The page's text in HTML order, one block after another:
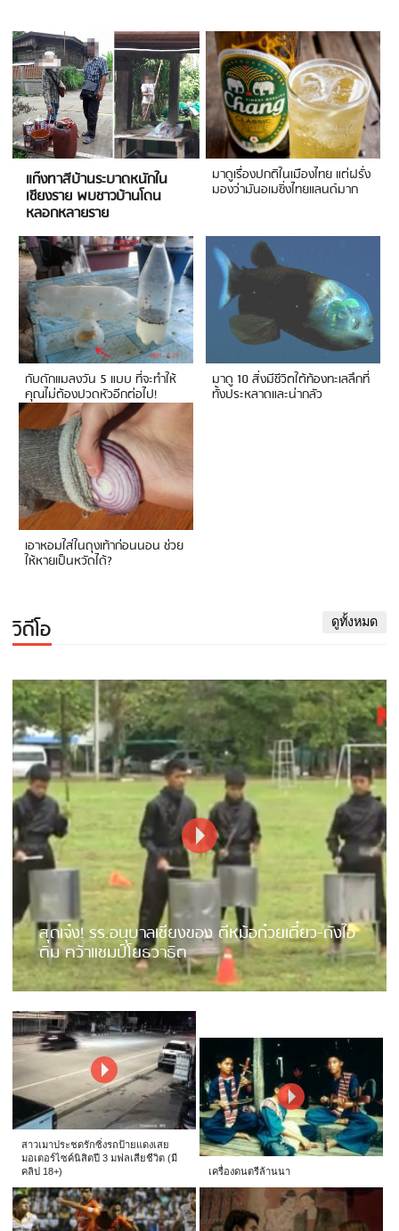
แก๊งทาสีบ้านระบาดหนักใน
เชียงราย พบชาวบ้านโดน
หลอกหลายราย
มาดูเรื่องปกติในเมืองไทย แต่ฝรั่ง
มองว่ามันอเมซิ่งไทยแลนด์มาก
กับดักแมลงวัน 5 แบบ ที่จะทำให้
คุณไม่ต้องปวดหัวอีกต่อไป!
มาดู 10 สิ่งมีชีวิตใต้ท้องทะเลลึกที่
ทั้งประหลาดและน่ากลัว
เอาหอมใส่ในถุงเท้าก่อนนอน ช่วย
ให้หายเป็นหวัดได้?
วิดีโอ ดูทั้งหมด
สุดเจ๋ง! รร.อนุบาลเชียงของ ตีหม้อก๋วยเตี๋ยว-ถังไอ
ติม คว้าแชมป์โยธวาธิต
สาวเมาประชดรักซิ่งรถป้ายแดงเสย
มอเตอร์ไซค์นิสิตปี 3 มฟลเสียชีวิต (มี
คลิป 18+)
เครื่องดนตรีล้านนา